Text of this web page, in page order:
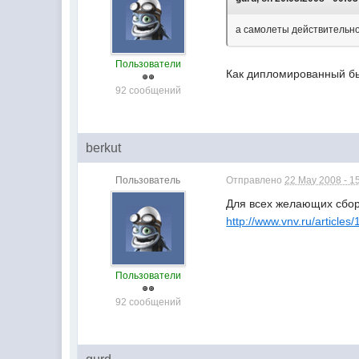
Пользователи
92 сообщений
а самолеты
Как дипломированный
berkut
Пользователь
Пользователи
92 сообщений
Отправлено22 May 2008 -
Для всех желающих
http://www.vnv.ru/articles/